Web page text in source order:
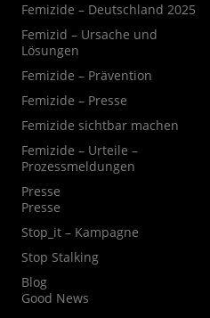
Femizide – Deutschland 2025
Femizid – Ursache und
Lösungen
Femizide – Prävention
Femizide – Presse
Femizide sichtbar machen
Femizide – Urteile –
Prozessmeldungen
Presse
Presse
Stop_it – Kampagne
Stop Stalking
Blog
Good News